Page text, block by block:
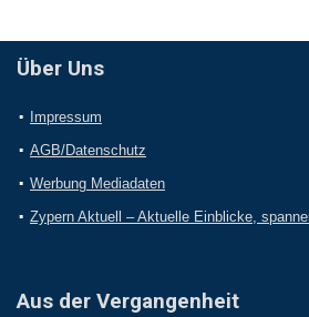
Über Uns
Impressum
AGB/Datenschutz
Werbung Mediadaten
Zypern Aktuell – Aktuelle Einblicke,
Aus der Vergangenheit